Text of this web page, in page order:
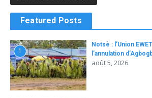
Featured Posts
1
Notsè : l’Union
l’annulation
août 5, 2026